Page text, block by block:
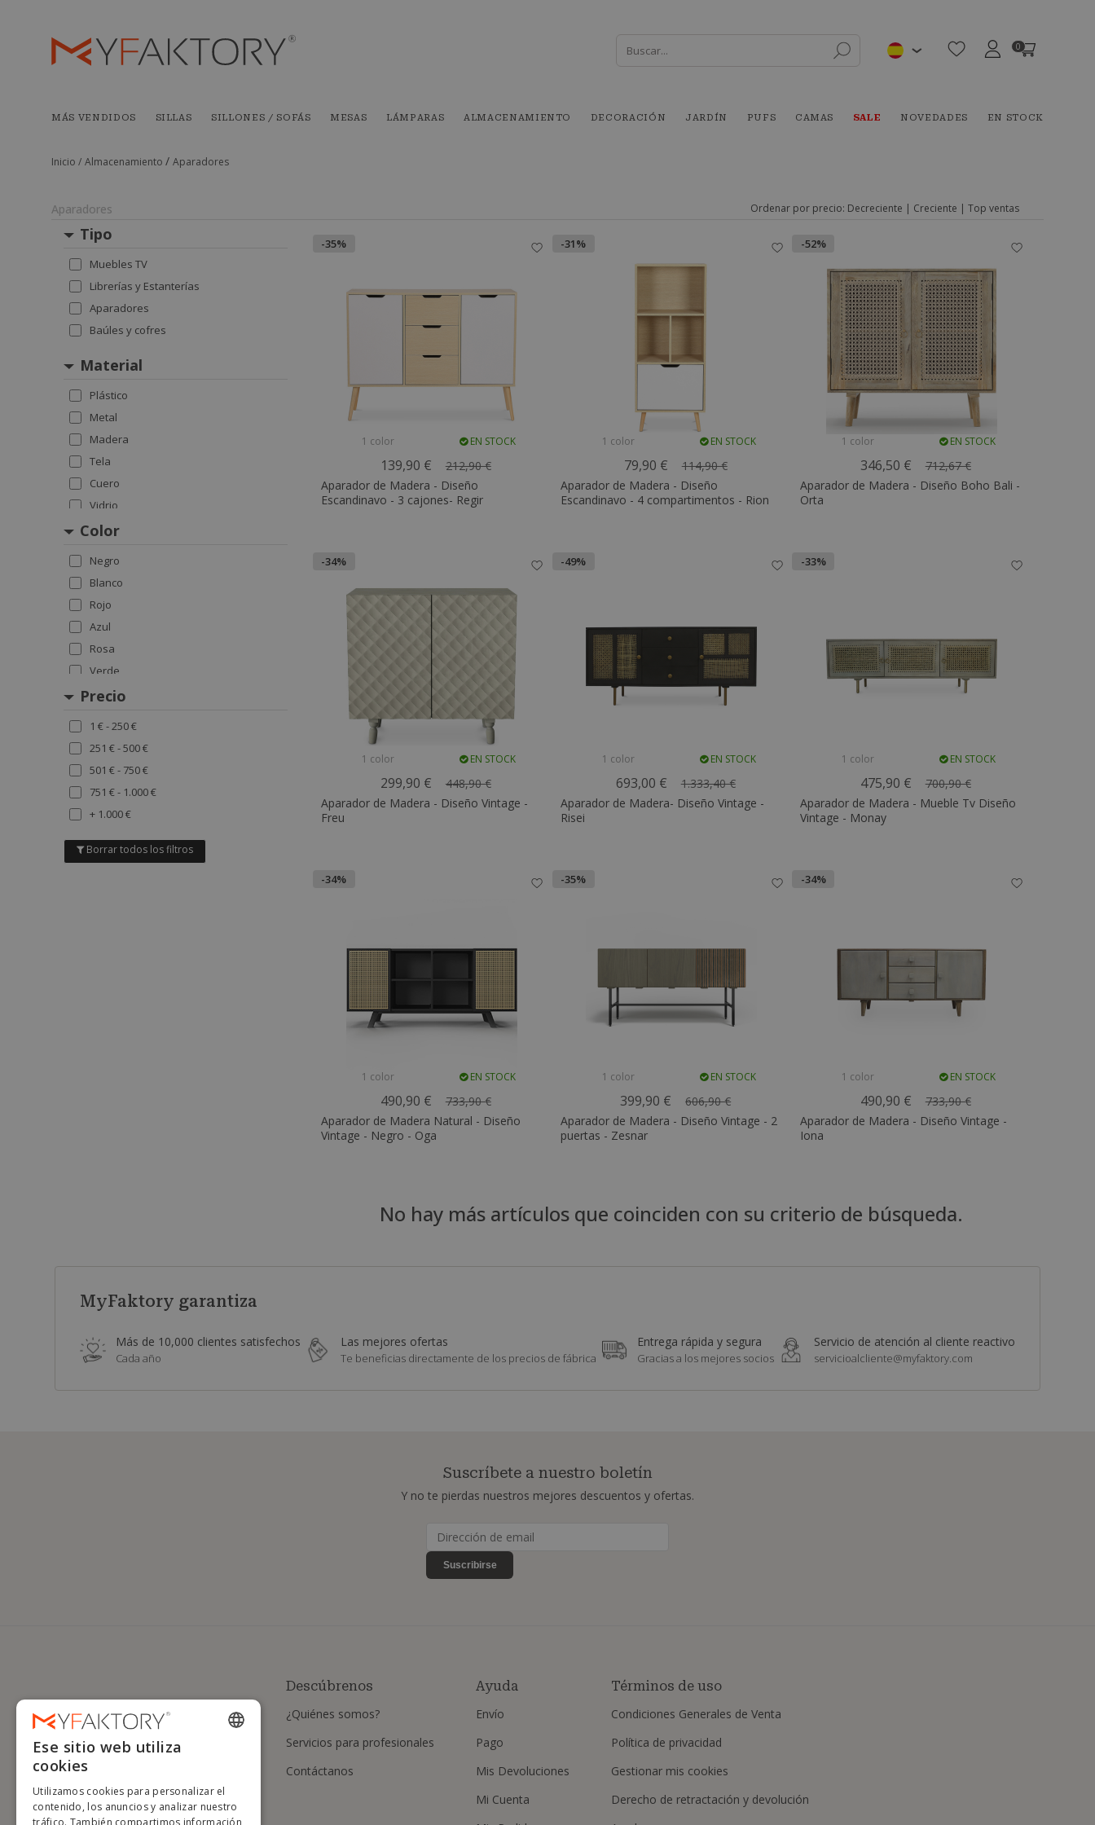
0
MÁS VENDIDOS SILLAS SILLONES / SOFÁS MESAS LÁMPARAS ALMACENAMIENTO DECORACIÓN JARDÍN PUFS CAMAS SALE NOVEDADES EN STOCK
Inicio / Almacenamiento / Aparadores
Aparadores Ordenar por precio: Decreciente | Creciente | Top ventas
Tipo
Muebles TV
Librerías y Estanterías
Aparadores
Baúles y cofres
Material
Plástico
Metal
Madera
Tela
Cuero
Vidrio
Color
Negro
Blanco
Rojo
Azul
Rosa
Verde
Amarillo
Precio
1 € - 250 €
251 € - 500 €
501 € - 750 €
751 € - 1.000 €
+ 1.000 €
Borrar todos los filtros
-35%
1 color EN STOCK
139,90 €
212,90 €
Aparador de Madera - Diseño
Escandinavo - 3 cajones- Regir
-31%
1 color EN STOCK
79,90 €
114,90 €
Aparador de Madera - Diseño
Escandinavo - 4 compartimentos - Rion
-52%
1 color EN STOCK
346,50 €
712,67 €
Aparador de Madera - Diseño Boho Bali -
Orta
-34%
1 color EN STOCK
299,90 €
448,90 €
Aparador de Madera - Diseño Vintage -
Freu
-49%
1 color EN STOCK
693,00 €
1.333,40 €
Aparador de Madera- Diseño Vintage -
Risei
-33%
1 color EN STOCK
475,90 €
700,90 €
Aparador de Madera - Mueble Tv Diseño
Vintage - Monay
-34%
1 color EN STOCK
490,90 €
733,90 €
Aparador de Madera Natural - Diseño
Vintage - Negro - Oga
-35%
1 color EN STOCK
399,90 €
606,90 €
Aparador de Madera - Diseño Vintage - 2
puertas - Zesnar
-34%
1 color EN STOCK
490,90 €
733,90 €
Aparador de Madera - Diseño Vintage -
Iona
No hay más artículos que coinciden con su criterio de búsqueda.
MyFaktory garantiza
Más de 10,000 clientes satisfechos
Cada año
Las mejores ofertas
Te beneficias directamente de los precios de fábrica
Entrega rápida y segura
Gracias a los mejores socios
Servicio de atención al cliente reactivo
servicioalcliente@myfaktory.com
Suscríbete a nuestro boletín
Y no te pierdas nuestros mejores descuentos y ofertas.
Suscribirse
Descúbrenos
¿Quiénes somos?
Servicios para profesionales
Contáctanos
Ayuda
Envío
Pago
Mis Devoluciones
Mi Cuenta
Términos de uso
Condiciones Generales de Venta
Política de privacidad
Gestionar mis cookies
Derecho de retractación y devolución
DUTCH
Ese sitio web utiliza
cookies
Utilizamos cookies para personalizar el
contenido, los anuncios y analizar nuestro
tráfico. También compartimos información